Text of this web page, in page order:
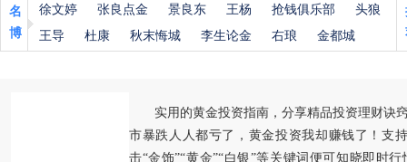
名
博
徐文婷 张良点金 景良东 王杨 抢钱俱乐部
头狼
王导
杜康 秋末悔城 李生论金 右琅 金都城
实用的黄金投资指南，分享精品投资理财诀
市暴跌人人都亏了，黄金投资我却赚钱了！支
击“金饰”“黄金”“白银”等关键词便可知晓即时